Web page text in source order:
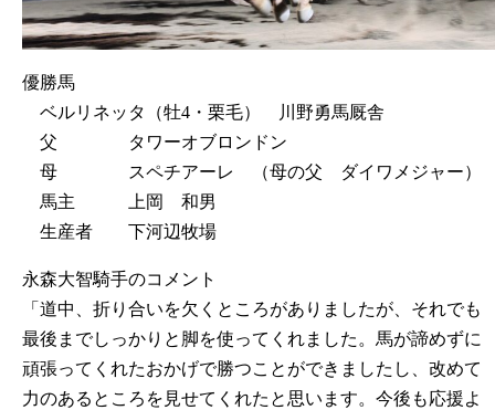
優勝馬
ベルリネッタ（牡4・栗毛） 川野勇馬厩舎
父 タワーオブロンドン
母 スペチアーレ （母の父 ダイワメジャー）
馬主 上岡 和男
生産者 下河辺牧場
永森大智騎手のコメント
「道中、折り合いを欠くところがありましたが、それでも
最後までしっかりと脚を使ってくれました。馬が諦めずに
頑張ってくれたおかげで勝つことができましたし、改めて
力のあるところを見せてくれたと思います。今後も応援よ